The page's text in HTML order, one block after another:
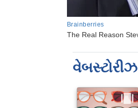
વેબસ્ટોરીઝ